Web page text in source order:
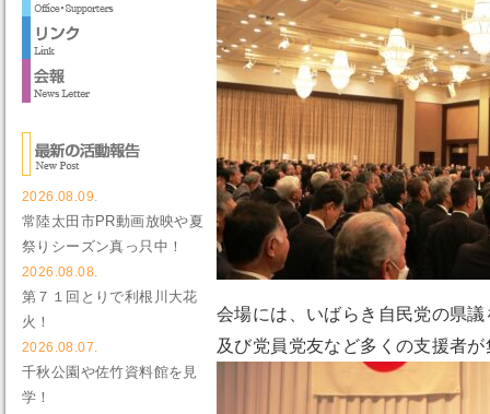
会場には、いばらき自民党の県
及び党員党友など多くの支援者
2026.08.09.
常陸太田市PR動画放映や夏
祭りシーズン真っ只中！
2026.08.08.
第７１回とりで利根川大花
火！
2026.08.07.
千秋公園や佐竹資料館を見
学！